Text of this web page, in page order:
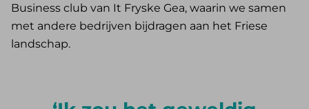
Business club van It Fryske Gea, waarin we samen
met andere bedrijven bijdragen aan het Friese
landschap.